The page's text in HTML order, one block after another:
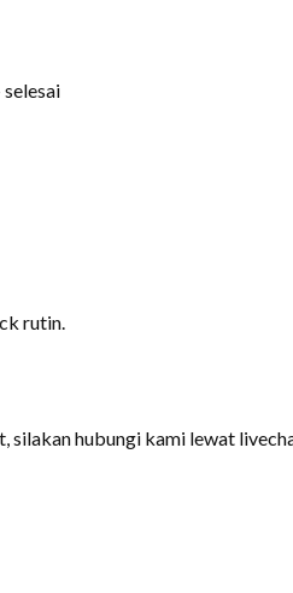
rutin.
silakan hubungi kami lewat